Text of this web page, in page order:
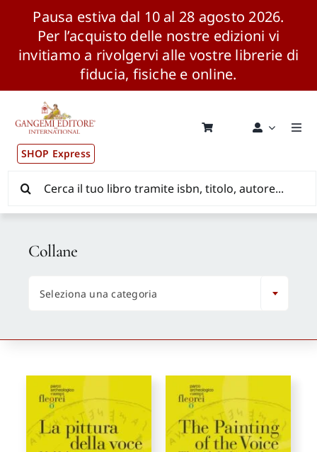
Pausa estiva dal 10 al 28 agosto 2026.
Per l’acquisto delle nostre edizioni vi
invitiamo a rivolgervi alle vostre librerie di
fiducia, fisiche e online.
contenuto
SHOP Express
Pubblicazioni
News ed Eventi
Distribuzione Wolrdwide
CONSIP / MEPA / ANVUR / CINECA
Autori
Proposte di pubblicazione
per:
Collane
Seleziona una categoria